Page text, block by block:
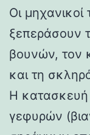
Οι
ξεπεράσουν
βουνών, τον
και τη
Η κατασκευή
γεφυρών